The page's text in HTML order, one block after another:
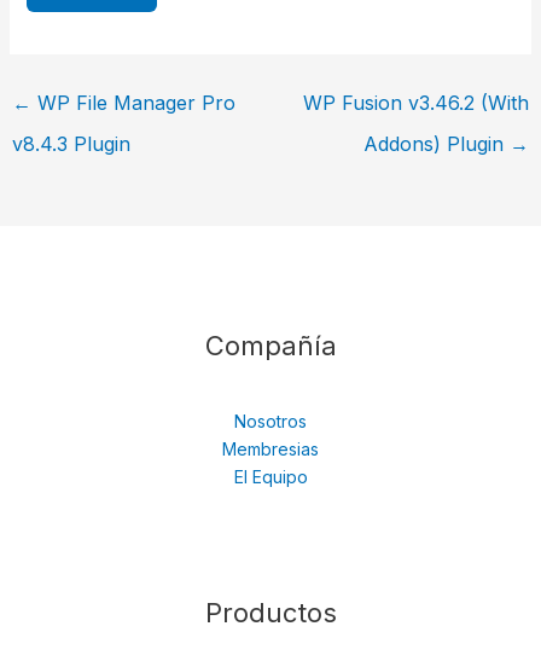
← WP File Manager Pro
v8.4.3 Plugin
WP Fusion v3.46.2 (With
Addons) Plugin →
Compañía
Nosotros
Membresias
El Equipo
Productos